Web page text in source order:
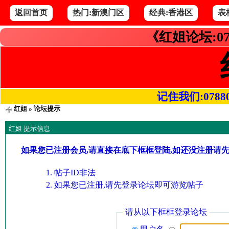
返回首页 热门:新澳门区 经典:香港区 表
《红姐论坛
记住我们
红姐» 论坛提示
红姐 提示信息
如果您已注册会员,请直接在底下框框登陆,如还没注册请
帖子ID非法
如果您已注册,请先登录论坛即可游览帖子
请从以下框框登录论坛